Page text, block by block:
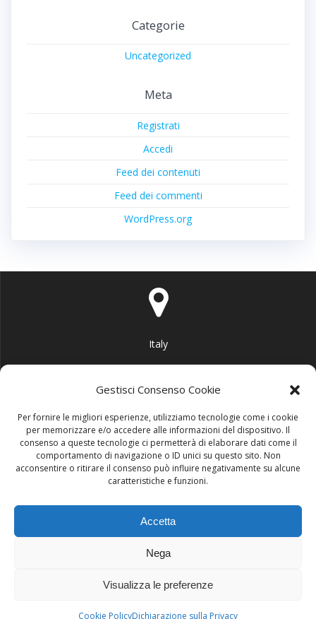
Gestisci Consenso Cookie
Per fornire le migliori esperienze, utilizziamo tecnologie come i cookie
per memorizzare e/o accedere alle informazioni del dispositivo. Il
consenso a queste tecnologie ci permetterà di elaborare dati come il
comportamento di navigazione o ID unici su questo sito. Non
acconsentire o ritirare il consenso può influire negativamente su alcune
caratteristiche e funzioni.
Accetta
Nega
Visualizza le preferenze
Cookie PolicyDichiarazione sulla Privacy
Categorie
Uncategorized
Meta
Registrati
Accedi
Feed dei contenuti
Feed dei commenti
WordPress.org
Italy
info@area51garage.it